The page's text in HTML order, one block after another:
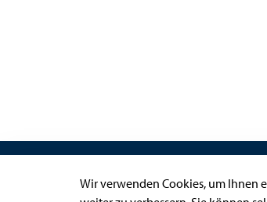
Links
Wir verwenden Cookies, um Ihnen